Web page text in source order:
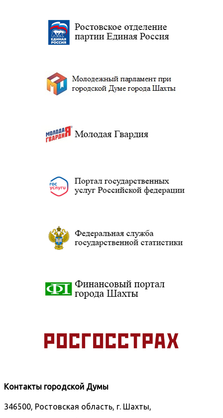
Контакты городской Думы
346500, Ростовская область, г. Шахты,